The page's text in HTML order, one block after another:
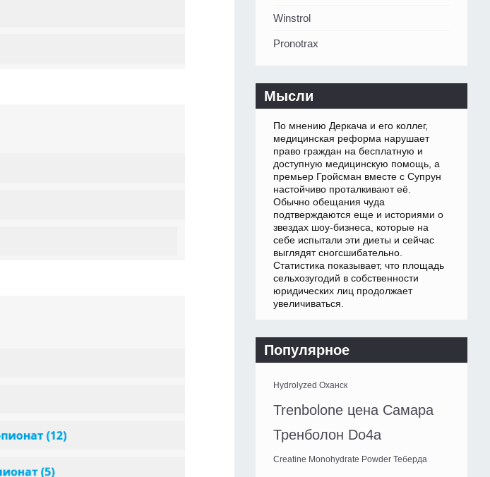
Winstrol
Pronotrax
Мысли
По мнению Деркача и его коллег,
медицинская реформа нарушает
право граждан на бесплатную и
доступную медицинскую помощь, а
премьер Гройсман вместе с Супрун
настойчиво проталкивают её.
Обычно обещания чуда
подтверждаются еще и историями о
звездах шоу-бизнеса, которые на
себе испытали эти диеты и сейчас
выглядят сногсшибательно.
Статистика показывает, что площадь
сельхозугодий в собственности
юридических лиц продолжает
увеличиваться.
Популярное
Hydrolyzed Оханск
Trenbolone цена Самара
Тренболон Do4a
Creatine Monohydrate Powder Теберда